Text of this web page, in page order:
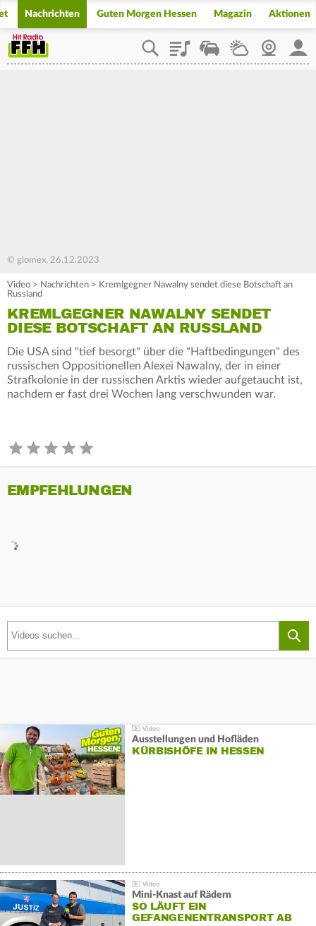
Nachrichten Guten Morgen Hessen Magazin Aktionen
PlaylistStaupilotWetterWebcam
© glomex, 26.12.2023
Video > Nachrichten > Kremlgegner Nawalny sendet diese Botschaft an
Russland
KREMLGEGNER NAWALNY SENDET
DIESE BOTSCHAFT AN RUSSLAND
Die USA sind "tief besorgt" über die "Haftbedingungen" des
russischen Oppositionellen Alexei Nawalny, der in einer
Strafkolonie in der russischen Arktis wieder aufgetaucht ist,
nachdem er fast drei Wochen lang verschwunden war.
EMPFEHLUNGEN
Ausstellungen und Hofläden
KÜRBISHÖFE IN HESSEN
Mini-Knast auf Rädern
SO LÄUFT EIN
GEFANGENENTRANSPORT AB